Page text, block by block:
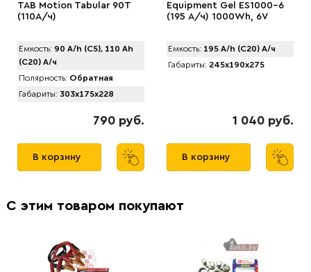
TAB Motion Tabular 90Т
(110А/ч)
Емкость: 90 A/h (C5), 110 Ah
(C20) А/ч
Полярность: Обратная
Габариты: 303x175x228
790 руб.
В корзину
Equipment Gel ES1000-6
(195 А/ч) 1000Wh, 6V
Емкость: 195 A/h (C20) А/ч
Габариты: 245x190x275
1 040 руб.
В корзину
С этим товаром покупают